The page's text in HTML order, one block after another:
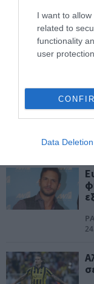
I want to
related to
functionality
user protection.
Data Deletion